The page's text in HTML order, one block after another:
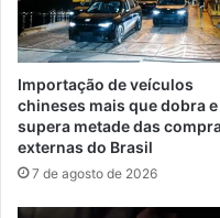
Importação de veículos
chineses mais que dobra e
supera metade das
externas do Brasil
7 de agosto de 2026